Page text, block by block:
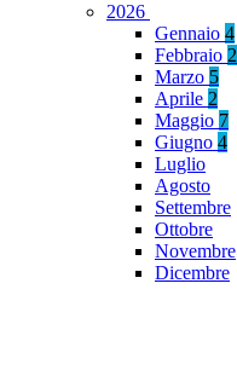
2026
Gennaio 4
Febbraio 2
Marzo 5
Aprile 2
Maggio 7
Giugno 4
Luglio
Agosto
Settembre
Ottobre
Novembre
Dicembre